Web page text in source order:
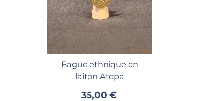
Ajouter au panier
Bague ethnique en
laiton Atepa
35,00 €